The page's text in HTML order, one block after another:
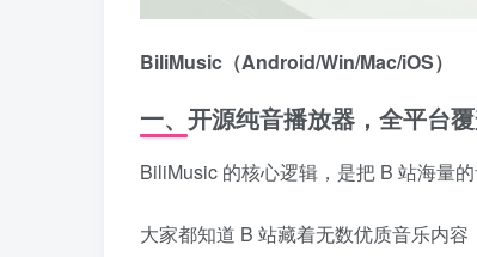
BiliMusic（Android/Win/Mac/iOS）
一、开源纯音播放器，全平台
BiliMusic 的核心逻辑，是把 B 站海量
大家都知道 B 站藏着无数优质音乐内